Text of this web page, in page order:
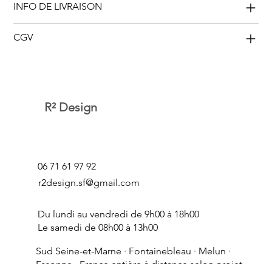
INFO DE LIVRAISON
CGV
R² Design
06 71 61 97 92
r2design.sf@gmail.com
Du lundi au vendredi de 9h00 à 18h00
Le samedi de 08h00 à 13h00
Sud Seine-et-Marne · Fontainebleau · Melun ·